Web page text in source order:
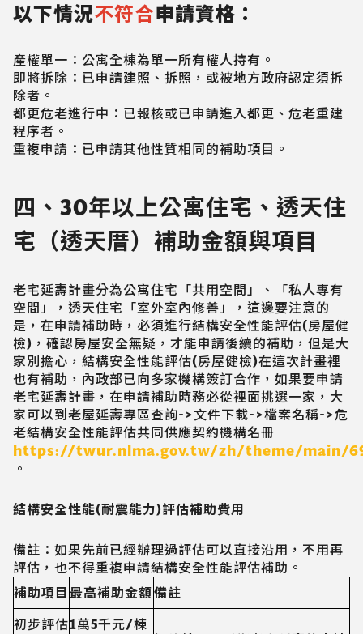
以下情況不符合申請資格：
產權單一：公寓全棟為單一所有權人持有。
即將拆除：已申請建照、拆照，或被地方政府認定須拆
除者。
都更危老進行中：已報核或已申請進入都更、危老重建
程序者。
重複申請：已申請其他性質相同的補助項目。
四、30年以上公寓住宅、透天住
宅（透天厝）補助金額與項目
老宅延壽計畫分為公寓住宅「共用空間」、「私人專有
空間」，透天住宅「室外室內修善」，這邊要注意的
是，在申請補助時，必須進行結構安全性能評估(房屋健
檢)，確認房屋安全無疑，才能申請後續的補助，但是大
家別擔心，結構安全性能評估(房屋健檢)在這次計畫裡
也有補助，內政部已向多家機構簽訂合作，如果要申請
老宅延壽計畫，在申請補助時務必從裡面挑選一家，大
家可以到老屋延壽專區查詢->文件下載->檔案名稱->危
老結構安全性能評估共同供應契約機構名冊
https://twur.nlma.gov.tw/zh/theme/main/
。
結構安全性能(耐震能力)評估補助費用
備註：如果先前已經辦理過評估可以直接沿用，不用再
評估，也不得重複申請結構安全性能評估補助。
補助項目最高補助金額備註
初步評估1萬5千元/棟